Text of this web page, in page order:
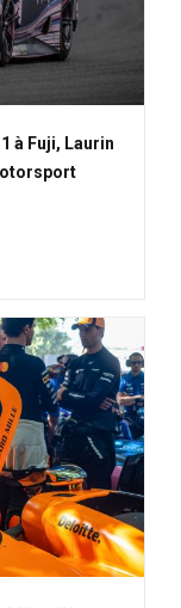
à Fuji, Laurin